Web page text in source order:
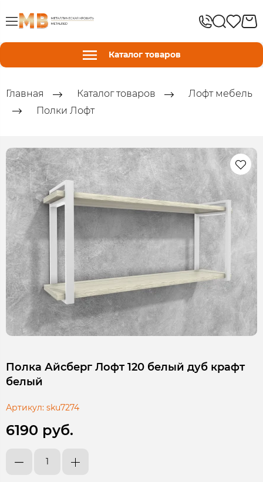
Каталог товаров
Главная Каталог товаров
Лофт мебель
Полки Лофт
Полка Айсберг Лофт 120 белый дуб крафт
белый
Артикул: sku7274
6190 руб.